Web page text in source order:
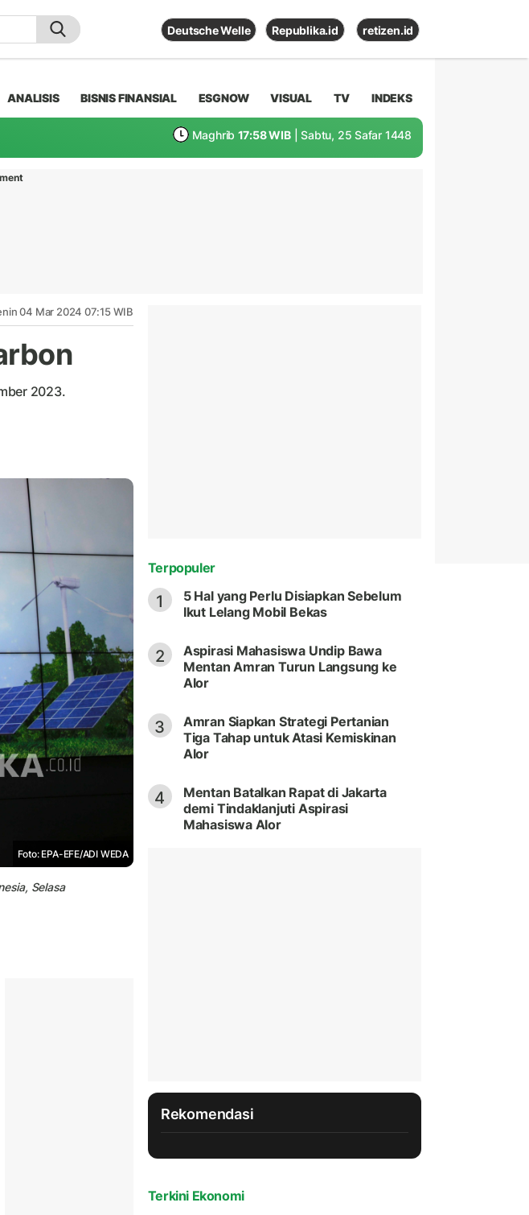
Deutsche Welle Republika.id retizen.id
ANALISIS BISNIS FINANSIAL ESGNOW VISUAL TV INDEKS
Maghrib 17:58 WIB | Sabtu, 25 Safar 1448
04 Mar 2024 07:15 WIB
2023.
Foto: EPA-EFE/ADI WEDA
Selasa
Terpopuler
1
5 Hal yang Perlu Disiapkan Sebelum
Ikut Lelang Mobil Bekas
2
Aspirasi Mahasiswa Undip Bawa
Mentan Amran Turun Langsung ke
Alor
3
Amran Siapkan Strategi Pertanian
Tiga Tahap untuk Atasi Kemiskinan
Alor
4
Mentan Batalkan Rapat di Jakarta
demi Tindaklanjuti Aspirasi
Mahasiswa Alor
Rekomendasi
Terkini Ekonomi